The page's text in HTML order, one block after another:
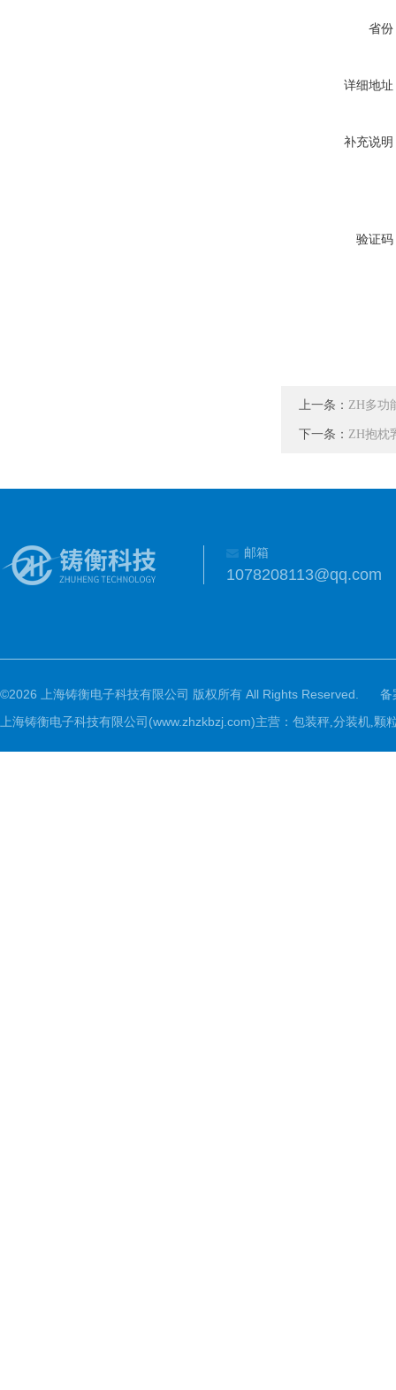
省份
详细地址
补充说明
验证码
上一条： ZH多功
下一条： ZH抱枕
邮箱
1078208113@qq.com
©2026 上海铸衡电子科技有限公司 版权所有 All Rights Reserved.
备
上海铸衡电子科技有限公司(www.zhzkbzj.com)主营： 包装秤,分装机,颗